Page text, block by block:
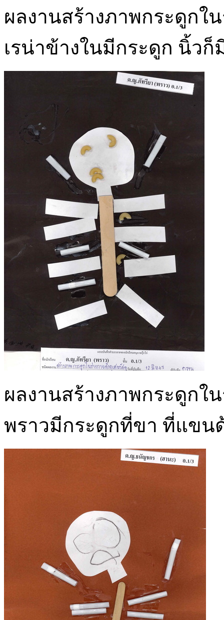
ผลงานสร้างภาพกระดูกใ
เรน่าข้างในมีกระดูก นิ้วก็
ผลงานสร้างภาพกระดูกใ
พราวมีกระดูกที่ขา ที่แขน